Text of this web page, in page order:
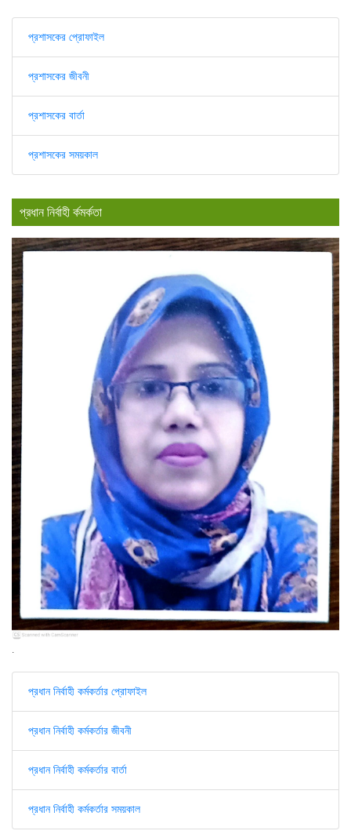
প্রশাসকের প্রোফাইল
প্রশাসকের জীবনী
প্রশাসকের বার্তা
প্রশাসকের সময়কাল
প্রধান নির্বাহী র্কমর্কতা
.
প্রধান নির্বাহী কর্মকর্তার প্রোফাইল
প্রধান নির্বাহী কর্মকর্তার জীবনী
প্রধান নির্বাহী কর্মকর্তার বার্তা
প্রধান নির্বাহী কর্মকর্তার সময়কাল